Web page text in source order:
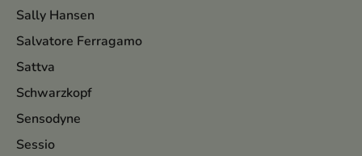
Sally Hansen
Salvatore Ferragamo
Sattva
Schwarzkopf
Sensodyne
Sessio